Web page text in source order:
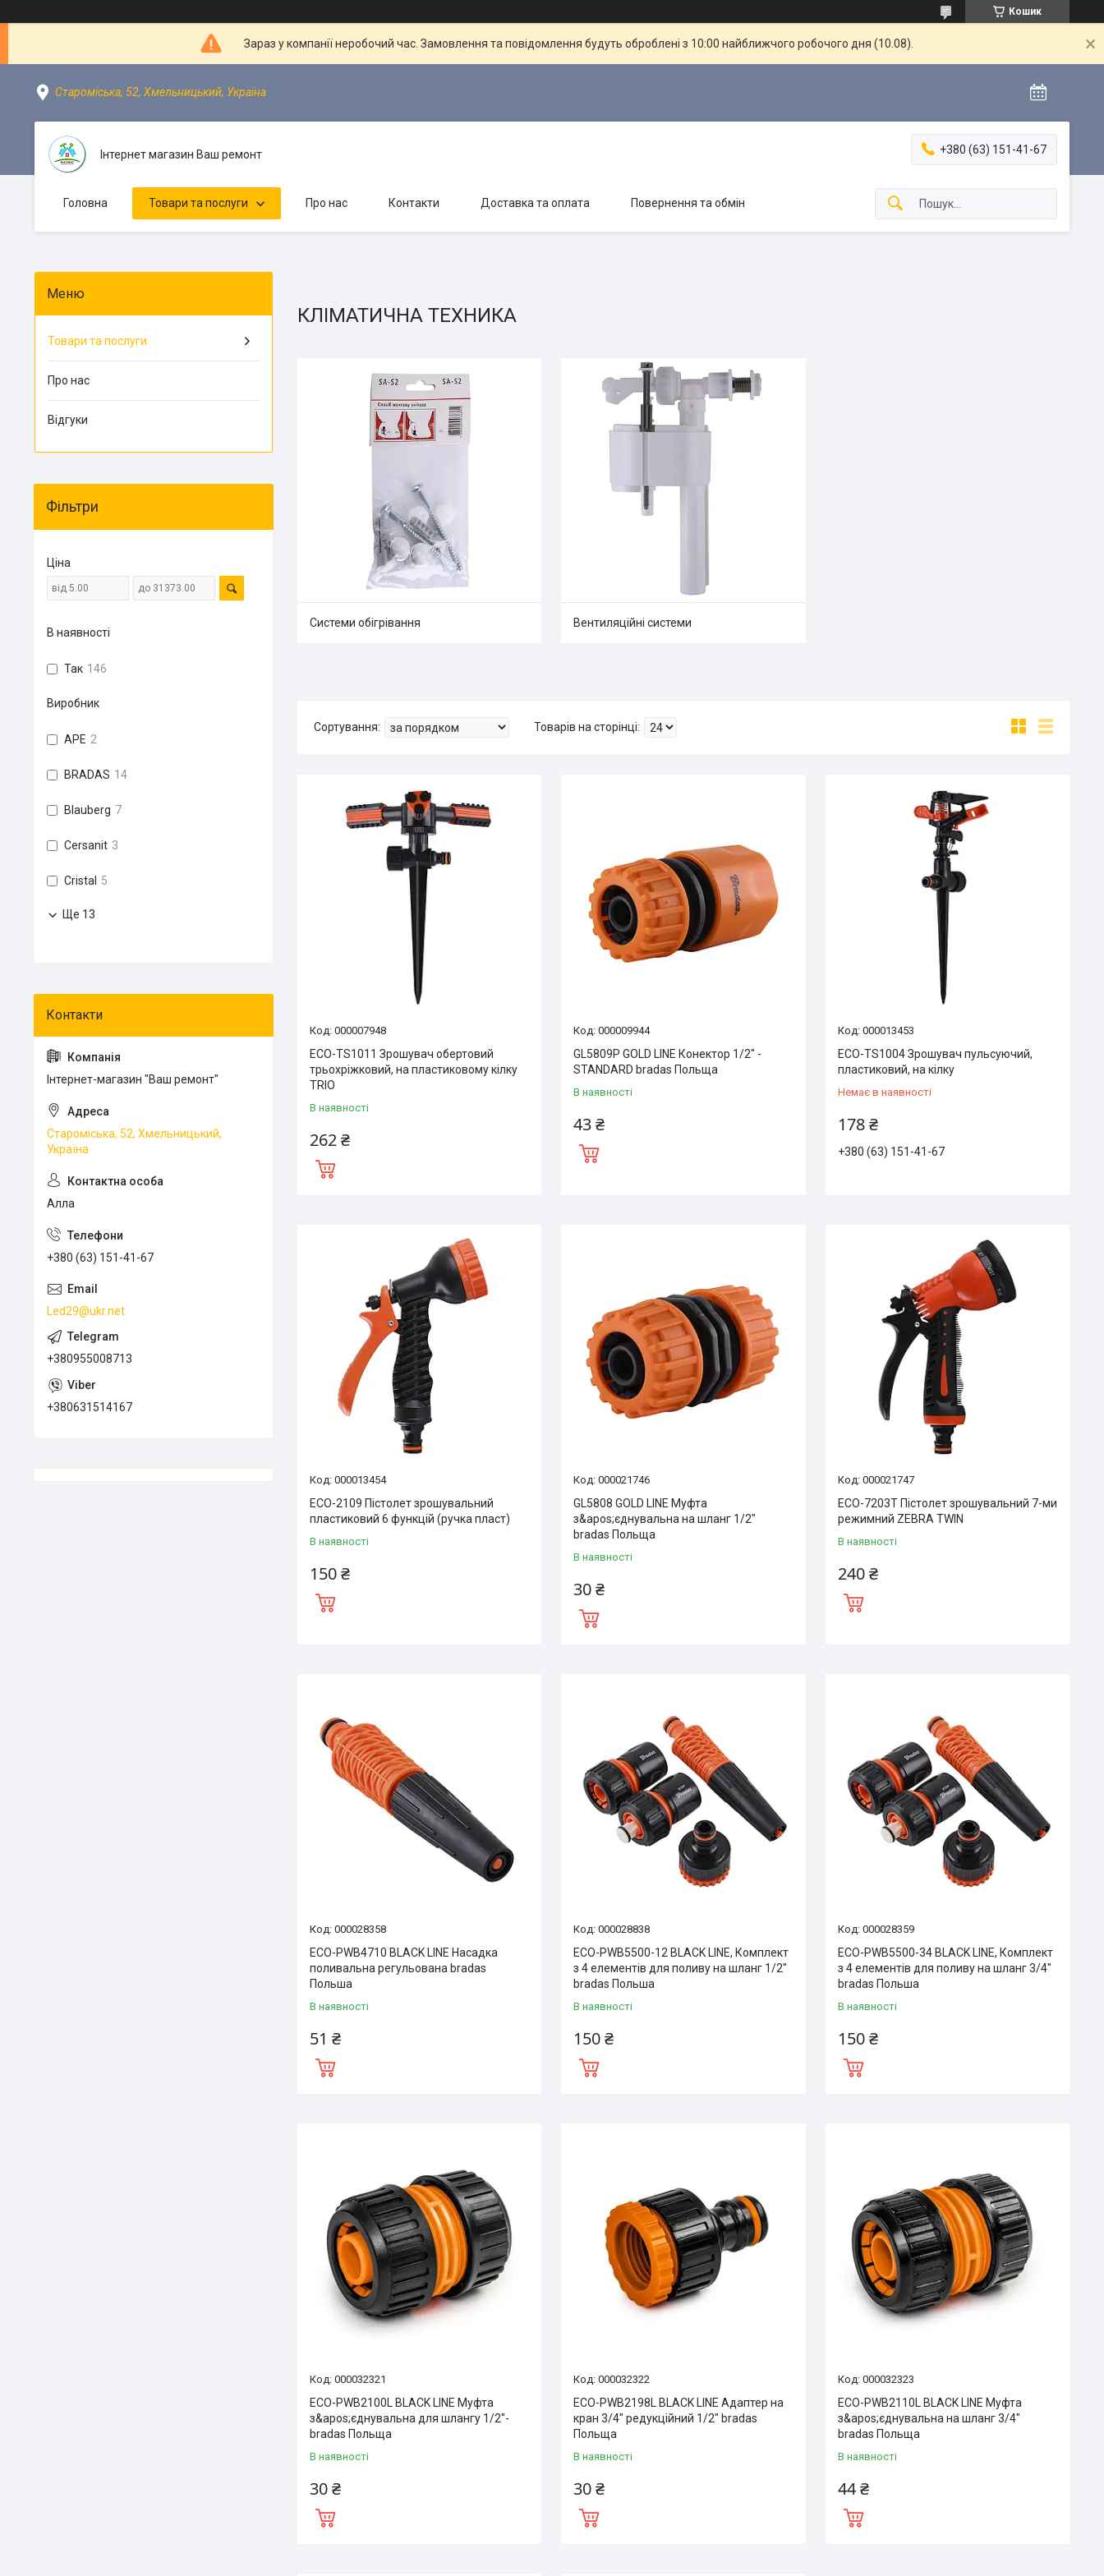
Кошик
Зараз у компанії неробочий час. Замовлення та повідомлення будуть оброблені з 10:00 найближчого робочого дня (10.08).
Староміська, 52, Хмельницький, Україна
Інтернет магазин Ваш ремонт +380 (63) 151-41-67
Головна Товари та послуги Про нас Контакти Доставка та оплата Повернення та обмін
КЛІМАТИЧНА ТЕХНИКА
Системи обігрівання Вентиляційні системи
000007948
ECO-TS1011 Зрошувач обертовий
трьохріжковий, на пластиковому кілку
TRIO
В наявності
262 ₴
000009944
GL5809P GOLD LINE Конектор 1/2″ -
STANDARD bradas Польща
В наявності
43 ₴
000013453
ECO-TS1004 Зрошувач пульсуючий,
пластиковий, на кілку
Немає в наявності
178 ₴
+380 (63) 151-41-67
000013454
ECO-2109 Пістолет зрошувальний
пластиковий 6 функцій (ручка пласт)
В наявності
150 ₴
000021746
GL5808 GOLD LINE Муфта
з&apos;єднувальна на шланг 1/2″
bradas Польща
В наявності
30 ₴
000021747
ECO-7203T Пістолет зрошувальний 7-ми
режимний ZEBRA TWIN
В наявності
240 ₴
000028358
ECO-PWB4710 BLACK LINE Насадка
поливальна регульована bradas
Польша
В наявності
51 ₴
000028838
ECO-PWB5500-12 BLACK LINE, Комплект
з 4 елементів для поливу на шланг 1/2″
bradas Польша
В наявності
150 ₴
000028359
ECO-PWB5500-34 BLACK LINE, Комплект
з 4 елементів для поливу на шланг 3/4″
bradas Польша
В наявності
150 ₴
000032321
ECO-PWB2100L BLACK LINE Муфта
з&apos;єднувальна для шлангу 1/2″-
bradas Польща
В наявності
30 ₴
000032322
ECO-PWB2198L BLACK LINE Адаптер на
кран 3/4″ редукційний 1/2″ bradas
Польща
В наявності
30 ₴
000032323
ECO-PWB2110L BLACK LINE Муфта
з&apos;єднувальна на шланг 3/4″
bradas Польща
В наявності
44 ₴
Товари та послуги
Про нас
Відгуки
Фільтри
Ціна
В наявності
Так 146
Виробник
APE 2
BRADAS 14
Blauberg 7
Cersanit 3
Cristal 5
Ще 13
Інтернет-магазин "Ваш ремонт"
Староміська, 52, Хмельницький,
Україна
Алла
+380 (63) 151-41-67
Led29@ukr.net
+380955008713
+380631514167